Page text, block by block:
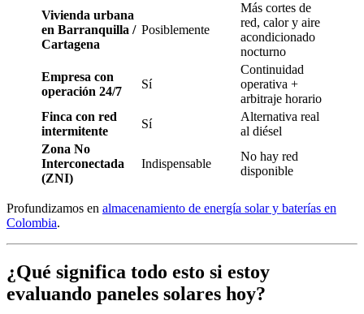
Vivienda urbana
en Barranquilla /
Cartagena
Posiblemente
Más cortes de
red, calor y aire
acondicionado
nocturno
Empresa con
operación 24/7
Sí
Continuidad
operativa +
arbitraje horario
Finca con red
intermitente
Sí
Alternativa real
al diésel
Zona No
Interconectada
(ZNI)
Indispensable
No hay red
disponible
Profundizamos en almacenamiento de energía solar y baterías en
Colombia.
¿Qué significa todo esto si estoy
evaluando paneles solares hoy?